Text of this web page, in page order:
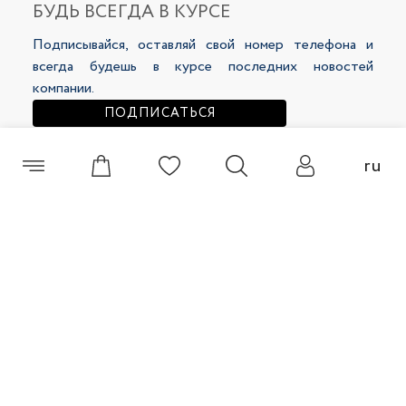
279 000 сум 125 500 сум 279 000 сум 178 500 сум
ru
Политика конфиденциальности
LookBooks
БУДЬ ВСЕГДА В КУРСЕ
Подписывайся, оставляй свой номер телефона и
всегда будешь в курсе последних новостей
компании.
ПОДПИСАТЬСЯ
+998 (55) 508 00 60